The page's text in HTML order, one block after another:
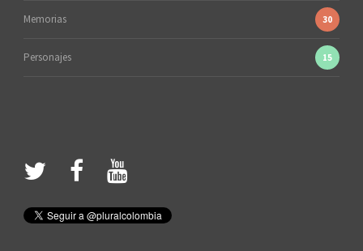
Memorias 30
Personajes 15